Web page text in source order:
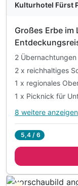
inkl Nutzung von
inkl WLAN im
inkl. Parken auf
*inkl. Ruhezeit
**nach
Kulturhotel Fürst
Großes Erbe im
2 Übernachtungen
2 x reichhaltiges
1 x regionales
1 x Picknick für
Alle
2 x reichhaltiges
1 x regionales
1 x Picknick für
8 weitere anzeigen
5,4 / 6